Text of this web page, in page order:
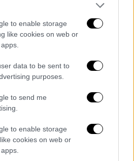
to enable storage
like cookies on web or
data to be sent to
purposes.
to send me
to enable storage
cookies on web or
ο κατηγορούμενος
του καραμπίνα και
αρχικά στο χέρι και
της οικογένειας
αποτρέψει, αλλά ο
την καραμπίνα και
τον βρήκε στο
να τον τραυματίσει